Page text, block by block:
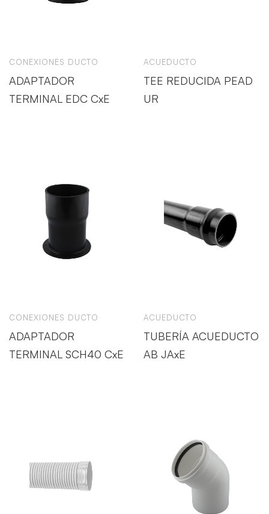
CONEXIONES DUCTO
ADAPTADOR
TERMINAL EDC CxE
ACUEDUCTO
TEE REDUCIDA PEAD
UR
CONEXIONES DUCTO
ADAPTADOR
TERMINAL SCH40 CxE
ACUEDUCTO
TUBERÍA ACUEDUCTO
AB JAxE